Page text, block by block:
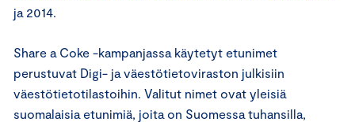
ja 2014.
Share a Coke -kampanjassa käytetyt etunimet
perustuvat Digi- ja väestötietoviraston julkisiin
väestötietotilastoihin. Valitut nimet ovat yleisiä
suomalaisia etunimiä, joita on Suomessa tuhansilla,